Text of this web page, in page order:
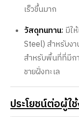
เร็วขึ้นมาก
วัสดุทนทาน: มีใ
Steel) สำหรับง
สำหรับพื้นที่ที่มีก
ชายฝั่งทะเล
ประโยชน์ต่อผู้ใ